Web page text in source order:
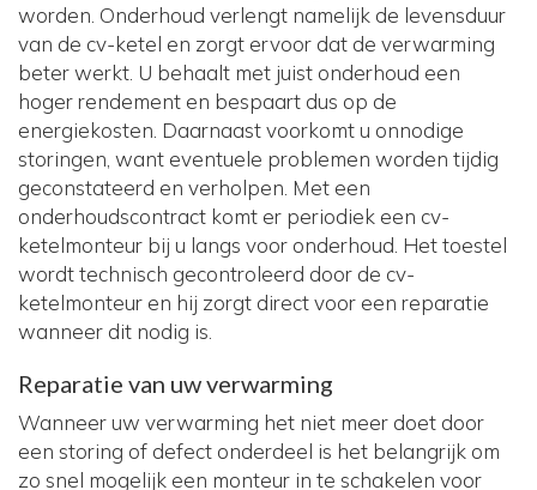
worden. Onderhoud verlengt namelijk de levensduur
van de cv-ketel en zorgt ervoor dat de verwarming
beter werkt. U behaalt met juist onderhoud een
hoger rendement en bespaart dus op de
energiekosten. Daarnaast voorkomt u onnodige
storingen, want eventuele problemen worden tijdig
geconstateerd en verholpen. Met een
onderhoudscontract komt er periodiek een cv-
ketelmonteur bij u langs voor onderhoud. Het toestel
wordt technisch gecontroleerd door de cv-
ketelmonteur en hij zorgt direct voor een reparatie
wanneer dit nodig is.
Reparatie van uw verwarming
Wanneer uw verwarming het niet meer doet door
een storing of defect onderdeel is het belangrijk om
zo snel mogelijk een monteur in te schakelen voor